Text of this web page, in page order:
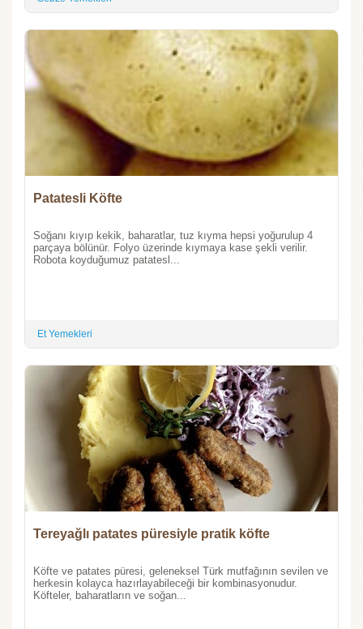
Patatesli Köfte
Soğanı kıyıp kekik, baharatlar, tuz kıyma hepsi yoğurulup 4
parçaya bölünür. Folyo üzerinde kıymaya kase şekli verilir.
Robota koyduğumuz patatesl...
Et Yemekleri
Tereyağlı patates püresiyle pratik köfte
Köfte ve patates püresi, geleneksel Türk mutfağının sevilen ve
herkesin kolayca hazırlayabileceği bir kombinasyonudur.
Köfteler, baharatların ve soğan...